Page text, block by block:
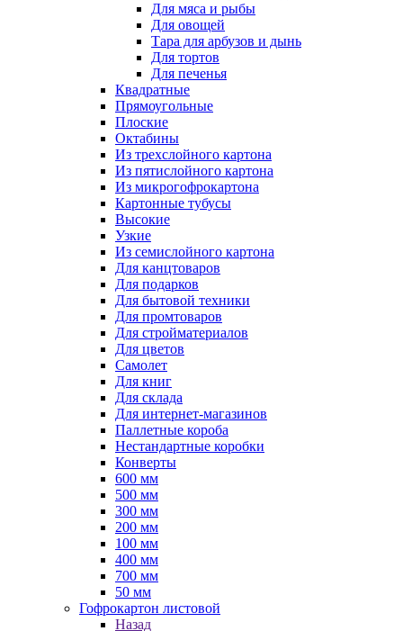
Для мяса и рыбы
Для овощей
Тара для арбузов и дынь
Для тортов
Для печенья
Квадратные
Прямоугольные
Плоские
Октабины
Из трехслойного картона
Из пятислойного картона
Из микрогофрокартона
Картонные тубусы
Высокие
Узкие
Из семислойного картона
Для канцтоваров
Для подарков
Для бытовой техники
Для промтоваров
Для стройматериалов
Для цветов
Самолет
Для книг
Для склада
Для интернет-магазинов
Паллетные короба
Нестандартные коробки
Конверты
600 мм
500 мм
300 мм
200 мм
100 мм
400 мм
700 мм
50 мм
Гофрокартон листовой
Назад